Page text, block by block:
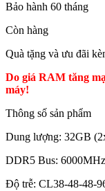
Bảo hành 60 tháng
Còn hàng
Quà tặng và ưu đãi
Do giá RAM tăng
máy!
Thông số sản phẩm
Dung lượng: 32GB
DDR5 Bus: 6000MHz
Độ trễ: CL38-48-48-